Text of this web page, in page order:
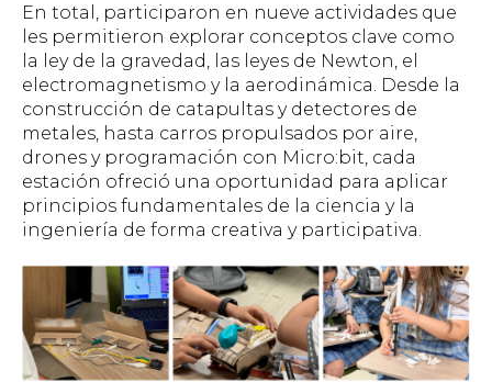
En total, participaron en nueve actividades que
les permitieron explorar conceptos clave como
la ley de la gravedad, las leyes de Newton, el
electromagnetismo y la aerodinámica. Desde la
construcción de catapultas y detectores de
metales, hasta carros propulsados por aire,
drones y programación con Micro:bit, cada
estación ofreció una oportunidad para aplicar
principios fundamentales de la ciencia y la
ingeniería de forma creativa y participativa.